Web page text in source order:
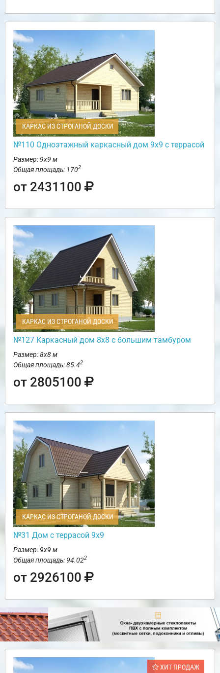
КАРКАС ИЗ СТРОГАНОЙ ДОСКИ
№110 Одноэтажный каркасный дом 9х9 с террасой
Размер: 9х9 м
Общая площадь: 1702
от 2431100
КАРКАС ИЗ СТРОГАНОЙ ДОСКИ
№127 Каркасный дом 8х8 с большим тамбуром
Размер: 8х8 м
Общая площадь: 85.42
от 2805100
КАРКАС ИЗ СТРОГАНОЙ ДОСКИ
№31 Дом с террасой 9х9
Размер: 9х9 м
Общая площадь: 94.022
от 2926100
ХИТ ПРОДАЖ